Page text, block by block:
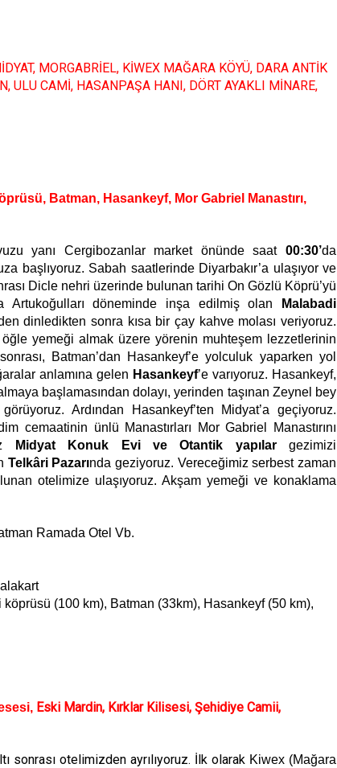
MORGABRİEL, KİWEX MAĞARA KÖYÜ, DARA ANTİK
ULU CAMİ, HASANPAŞA HANI, DÖRT AYAKLI MİNARE,
Batman, Hasankeyf, Mor Gabriel Manastırı,
yanı Cergibozanlar market önünde saat00:30’da
başlıyoruz. Sabah saatlerinde Diyarbakır’a ulaşıyor ve
Dicle nehri üzerinde bulunan tarihi On Gözlü Köprü’yü
Artukoğulları döneminde inşa edilmiş olan
Malabadi
dinledikten sonra kısa bir çay kahve molası veriyoruz.
öğle yemeği almak üzere yörenin muhteşem lezzetlerinin
Batman’dan Hasankeyf’e yolculuk yaparken yol
anlamına gelen Hasankeyf’e varıyoruz. Hasankeyf,
başlamasından dolayı, yerinden taşınan Zeynel bey
Ardından Hasankeyf’ten Midyat’a geçiyoruz.
cemaatinin ünlü Manastırları Mor Gabriel Manastırını
Midyat Konuk Evi ve Otantik yapılargezimizi
Telkâri Pazarında geziyoruz. Vereceğimiz serbest zaman
otelimize ulaşıyoruz. Akşam yemeği ve konaklama
Ramada Otel Vb.
köprüsü (100 km), Batman (33km), Hasankeyf (50 km),
Eski Mardin, Kırklar Kilisesi, Şehidiye Camii,
sonrası otelimizden ayrılıyoruz. İlk olarak Kiwex (Mağara